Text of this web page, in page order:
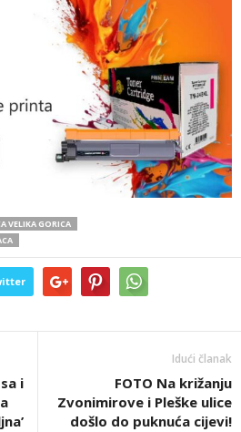
VELIKA GORICA
i
Idući članak
FOTO Na križanju
Zvonimirove i Pleške ulice
došlo do puknuća cijevi!